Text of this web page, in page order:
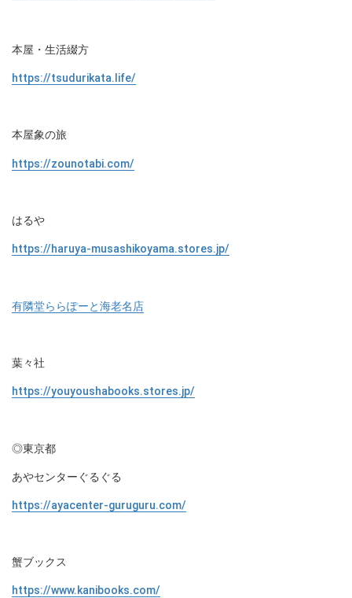
本屋・生活綴方
https://tsudurikata.life/
本屋象の旅
https://zounotabi.com/
はるや
https://haruya-musashikoyama.stores.jp/
有隣堂ららぽーと海老名店
葉々社
https://youyoushabooks.stores.jp/
◎東京都
あやセンターぐるぐる
https://ayacenter-guruguru.com/
蟹ブックス
https://www.kanibooks.com/